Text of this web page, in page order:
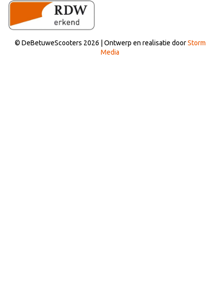
© DeBetuweScooters 2026 | Ontwerp en realisatie doorStorm
Media